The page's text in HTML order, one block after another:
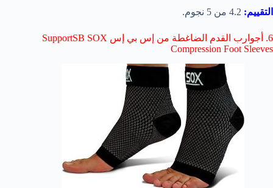
التقييم: 4.2 من 5 نجوم.
6. أجوارب القدم الضاغطة من إس بي إس SupportSB SOX
Compression Foot Sleeves